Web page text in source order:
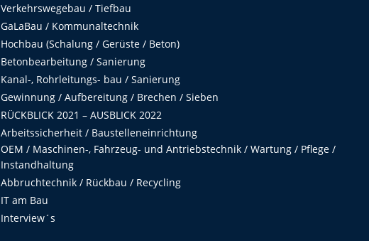
Verkehrswegebau / Tiefbau
GaLaBau / Kommunaltechnik
Hochbau (Schalung / Gerüste / Beton)
Betonbearbeitung / Sanierung
Kanal-, Rohrleitungs- bau / Sanierung
Gewinnung / Aufbereitung / Brechen / Sieben
RÜCKBLICK 2021 – AUSBLICK 2022
Arbeitssicherheit / Baustelleneinrichtung
OEM / Maschinen-, Fahrzeug- und Antriebstechnik / Wartung / Pflege /
Instandhaltung
Abbruchtechnik / Rückbau / Recycling
IT am Bau
Interview´s